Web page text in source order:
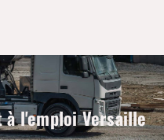
à l'emploi Versaille